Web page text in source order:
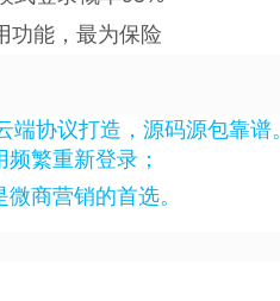
功能，最为保险
协议打造，源码源包靠谱。
繁重新登录；
商营销的首选。